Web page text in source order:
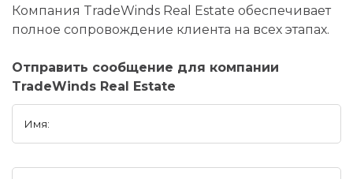
Компания TradeWinds Real Estate обеспечивает
полное сопровождение клиента на всех этапах.
Отправить сообщение для компании
TradeWinds Real Estate
Имя: